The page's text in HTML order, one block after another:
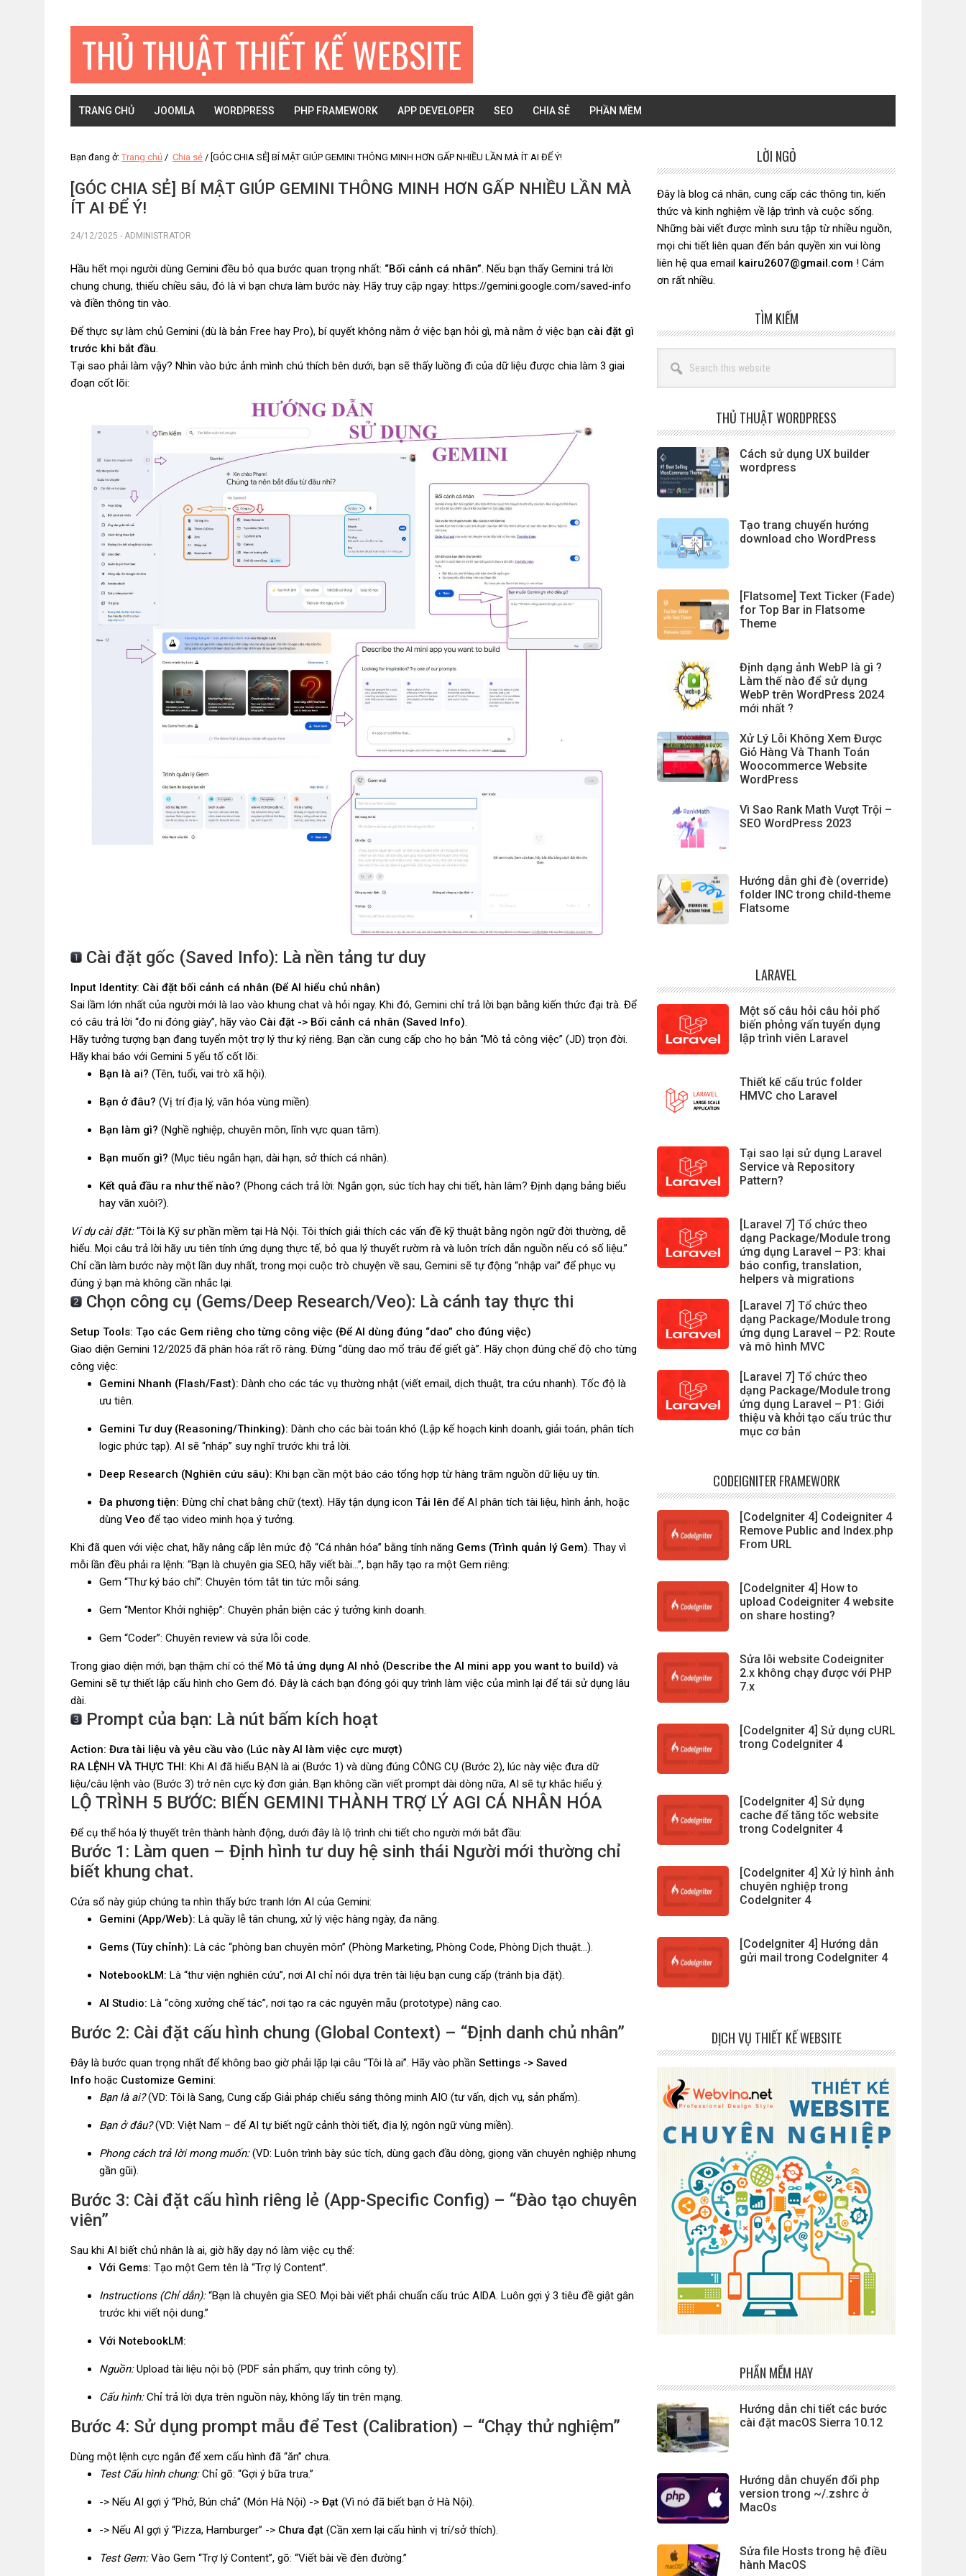
THỦ THUẬT THIẾT KẾ WEBSITE
TRANG CHỦ JOOMLA WORDPRESS PHP FRAMEWORK APP DEVELOPER SEO CHIA SẺ PHẦN MỀM
Bạn đang ở: Trang chủ / Chia sẻ / [GÓC CHIA SẺ] BÍ MẬT GIÚP GEMINI THÔNG MINH HƠN GẤP NHIỀU LẦN MÀ ÍT AI ĐỂ Ý!
[GÓC CHIA SẺ] BÍ MẬT GIÚP GEMINI THÔNG MINH HƠN GẤP NHIỀU LẦN MÀ
ÍT AI ĐỂ Ý!
24/12/2025 - ADMINISTRATOR
Hầu hết mọi người dùng Gemini đều bỏ qua bước quan trọng nhất: “Bối cảnh cá nhân”. Nếu bạn thấy Gemini trả lời
chung chung, thiếu chiều sâu, đó là vì bạn chưa làm bước này. Hãy truy cập ngay: https://gemini.google.com/saved-info
và điền thông tin vào.
Để thực sự làm chủ Gemini (dù là bản Free hay Pro), bí quyết không nằm ở việc bạn hỏi gì, mà nằm ở việc bạn cài đặt gì
trước khi bắt đầu.
Tại sao phải làm vậy? Nhìn vào bức ảnh mình chú thích bên dưới, bạn sẽ thấy luồng đi của dữ liệu được chia làm 3 giai
đoạn cốt lõi:
Cài đặt gốc (Saved Info): Là nền tảng tư duy
Input Identity: Cài đặt bối cảnh cá nhân (Để AI hiểu chủ nhân)
Sai lầm lớn nhất của người mới là lao vào khung chat và hỏi ngay. Khi đó, Gemini chỉ trả lời bạn bằng kiến thức đại trà. Để
có câu trả lời “đo ni đóng giày”, hãy vào Cài đặt -> Bối cảnh cá nhân (Saved Info).
Hãy tưởng tượng bạn đang tuyển một trợ lý thư ký riêng. Bạn cần cung cấp cho họ bản “Mô tả công việc” (JD) trọn đời.
Hãy khai báo với Gemini 5 yếu tố cốt lõi:
Bạn là ai? (Tên, tuổi, vai trò xã hội).
Bạn ở đâu? (Vị trí địa lý, văn hóa vùng miền).
Bạn làm gì? (Nghề nghiệp, chuyên môn, lĩnh vực quan tâm).
Bạn muốn gì? (Mục tiêu ngắn hạn, dài hạn, sở thích cá nhân).
Kết quả đầu ra như thế nào? (Phong cách trả lời: Ngắn gọn, súc tích hay chi tiết, hàn lâm? Định dạng bảng biểu
hay văn xuôi?).
Ví dụ cài đặt:“Tôi là Kỹ sư phần mềm tại Hà Nội. Tôi thích giải thích các vấn đề kỹ thuật bằng ngôn ngữ đời thường, dễ
hiểu. Mọi câu trả lời hãy ưu tiên tính ứng dụng thực tế, bỏ qua lý thuyết rườm rà và luôn trích dẫn nguồn nếu có số liệu.”
Chỉ cần làm bước này một lần duy nhất, trong mọi cuộc trò chuyện về sau, Gemini sẽ tự động “nhập vai” để phục vụ
đúng ý bạn mà không cần nhắc lại.
Chọn công cụ (Gems/Deep Research/Veo): Là cánh tay thực thi
Setup Tools: Tạo các Gem riêng cho từng công việc (Để AI dùng đúng “dao” cho đúng việc)
Giao diện Gemini 12/2025 đã phân hóa rất rõ ràng. Đừng “dùng dao mổ trâu để giết gà”. Hãy chọn đúng chế độ cho từng
công việc:
Gemini Nhanh (Flash/Fast): Dành cho các tác vụ thường nhật (viết email, dịch thuật, tra cứu nhanh). Tốc độ là
ưu tiên.
Gemini Tư duy (Reasoning/Thinking): Dành cho các bài toán khó (Lập kế hoạch kinh doanh, giải toán, phân tích
logic phức tạp). AI sẽ “nháp” suy nghĩ trước khi trả lời.
Deep Research (Nghiên cứu sâu): Khi bạn cần một báo cáo tổng hợp từ hàng trăm nguồn dữ liệu uy tín.
Đa phương tiện: Đừng chỉ chat bằng chữ (text). Hãy tận dụng icon Tải lên để AI phân tích tài liệu, hình ảnh, hoặc
dùng Veo để tạo video minh họa ý tưởng.
Khi đã quen với việc chat, hãy nâng cấp lên mức độ “Cá nhân hóa” bằng tính năng Gems (Trình quản lý Gem). Thay vì
mỗi lần đều phải ra lệnh: “Bạn là chuyên gia SEO, hãy viết bài…”, bạn hãy tạo ra một Gem riêng:
Gem “Thư ký báo chí”: Chuyên tóm tắt tin tức mỗi sáng.
Gem “Mentor Khởi nghiệp”: Chuyên phản biện các ý tưởng kinh doanh.
Gem “Coder”: Chuyên review và sửa lỗi code.
Trong giao diện mới, bạn thậm chí có thể Mô tả ứng dụng AI nhỏ (Describe the AI mini app you want to build) và
Gemini sẽ tự thiết lập cấu hình cho Gem đó. Đây là cách bạn đóng gói quy trình làm việc của mình lại để tái sử dụng lâu
dài.
Prompt của bạn: Là nút bấm kích hoạt
Action: Đưa tài liệu và yêu cầu vào (Lúc này AI làm việc cực mượt)
RA LỆNH VÀ THỰC THI: Khi AI đã hiểu BẠN là ai (Bước 1) và dùng đúng CÔNG CỤ (Bước 2), lúc này việc đưa dữ
liệu/câu lệnh vào (Bước 3) trở nên cực kỳ đơn giản. Bạn không cần viết prompt dài dòng nữa, AI sẽ tự khắc hiểu ý.
LỘ TRÌNH 5 BƯỚC: BIẾN GEMINI THÀNH TRỢ LÝ AGI CÁ NHÂN HÓA
Để cụ thể hóa lý thuyết trên thành hành động, dưới đây là lộ trình chi tiết cho người mới bắt đầu:
Bước 1: Làm quen – Định hình tư duy hệ sinh thái Người mới thường chỉ
biết khung chat.
Cửa sổ này giúp chúng ta nhìn thấy bức tranh lớn AI của Gemini:
Gemini (App/Web): Là quầy lễ tân chung, xử lý việc hàng ngày, đa năng.
Gems (Tùy chỉnh): Là các “phòng ban chuyên môn” (Phòng Marketing, Phòng Code, Phòng Dịch thuật…).
NotebookLM: Là “thư viện nghiên cứu”, nơi AI chỉ nói dựa trên tài liệu bạn cung cấp (tránh bịa đặt).
AI Studio: Là “công xưởng chế tác”, nơi tạo ra các nguyên mẫu (prototype) nâng cao.
Bước 2: Cài đặt cấu hình chung (Global Context) – “Định danh chủ nhân”
Đây là bước quan trọng nhất để không bao giờ phải lặp lại câu “Tôi là ai”. Hãy vào phần Settings -> Saved
Info hoặc Customize Gemini:
Bạn là ai?(VD: Tôi là Sang, Cung cấp Giải pháp chiếu sáng thông minh AIO (tư vấn, dịch vụ, sản phẩm).
Bạn ở đâu?(VD: Việt Nam – để AI tự biết ngữ cảnh thời tiết, địa lý, ngôn ngữ vùng miền).
Phong cách trả lời mong muốn:(VD: Luôn trình bày súc tích, dùng gạch đầu dòng, giọng văn chuyên nghiệp nhưng
gần gũi).
Bước 3: Cài đặt cấu hình riêng lẻ (App-Specific Config) – “Đào tạo chuyên
viên”
Sau khi AI biết chủ nhân là ai, giờ hãy dạy nó làm việc cụ thể:
Với Gems: Tạo một Gem tên là “Trợ lý Content”.
Instructions (Chỉ dẫn):“Bạn là chuyên gia SEO. Mọi bài viết phải chuẩn cấu trúc AIDA. Luôn gợi ý 3 tiêu đề giật gân
trước khi viết nội dung.”
Với NotebookLM:
Nguồn:Upload tài liệu nội bộ (PDF sản phẩm, quy trình công ty).
Cấu hình:Chỉ trả lời dựa trên nguồn này, không lấy tin trên mạng.
Bước 4: Sử dụng prompt mẫu để Test (Calibration) – “Chạy thử nghiệm”
Dùng một lệnh cực ngắn để xem cấu hình đã “ăn” chưa.
Test Cấu hình chung:Chỉ gõ: “Gợi ý bữa trưa.”
-> Nếu AI gợi ý “Phở, Bún chả” (Món Hà Nội) -> Đạt (Vì nó đã biết bạn ở Hà Nội).
-> Nếu AI gợi ý “Pizza, Hamburger” -> Chưa đạt (Cần xem lại cấu hình vị trí/sở thích).
Test Gem:Vào Gem “Trợ lý Content”, gõ: “Viết bài về đèn đường.”
chính
LỜI NGỎ
Đây là blog cá nhân, cung cấp các thông tin, kiến
thức và kinh nghiệm về lập trình và cuộc sống.
Những bài viết được mình sưu tập từ nhiều nguồn,
mọi chi tiết liên quan đến bản quyền xin vui lòng
liên hệ qua email kairu2607@gmail.com ! Cám
ơn rất nhiều.
TÌM KIẾM
this
website
THỦ THUẬT WORDPRESS
Cách sử dụng UX builder
wordpress
Tạo trang chuyển hướng
download cho WordPress
[Flatsome] Text Ticker (Fade)
for Top Bar in Flatsome
Theme
Định dạng ảnh WebP là gì ?
Làm thế nào để sử dụng
WebP trên WordPress 2024
mới nhất ?
Xử Lý Lỗi Không Xem Được
Giỏ Hàng Và Thanh Toán
Woocommerce Website
WordPress
Vì Sao Rank Math Vượt Trội –
SEO WordPress 2023
Hướng dẫn ghi đè (override)
folder INC trong child-theme
Flatsome
LARAVEL
Một số câu hỏi câu hỏi phổ
biến phỏng vấn tuyển dụng
lập trình viên Laravel
Thiết kế cấu trúc folder
HMVC cho Laravel
Tại sao lại sử dụng Laravel
Service và Repository
Pattern?
[Laravel 7] Tổ chức theo
dạng Package/Module trong
ứng dụng Laravel – P3: khai
báo config, translation,
helpers và migrations
[Laravel 7] Tổ chức theo
dạng Package/Module trong
ứng dụng Laravel – P2: Route
và mô hình MVC
[Laravel 7] Tổ chức theo
dạng Package/Module trong
ứng dụng Laravel – P1: Giới
thiệu và khởi tạo cấu trúc thư
mục cơ bản
CODEIGNITER FRAMEWORK
[CodeIgniter 4] Codeigniter 4
Remove Public and Index.php
From URL
[CodeIgniter 4] How to
upload Codeigniter 4 website
on share hosting?
Sửa lỗi website Codeigniter
2.x không chạy được với PHP
7.x
[CodeIgniter 4] Sử dụng cURL
trong CodeIgniter 4
[CodeIgniter 4] Sử dụng
cache để tăng tốc website
trong CodeIgniter 4
[CodeIgniter 4] Xử lý hình ảnh
chuyên nghiệp trong
CodeIgniter 4
[CodeIgniter 4] Hướng dẫn
gửi mail trong CodeIgniter 4
DỊCH VỤ THIẾT KẾ WEBSITE
PHẦN MỀM HAY
Hướng dẫn chi tiết các bước
cài đặt macOS Sierra 10.12
Hướng dẫn chuyển đổi php
version trong ~/.zshrc ở
MacOs
Sửa file Hosts trong hệ điều
hành MacOS